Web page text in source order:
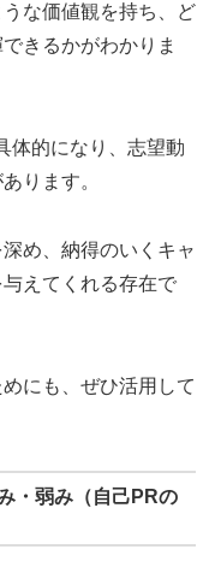
な価値観を持ち、ど
きるかがわかりま
体的になり、志望動
ります。
め、納得のいくキャ
えてくれる存在で
にも、ぜひ活用して
・弱み（自己PRの